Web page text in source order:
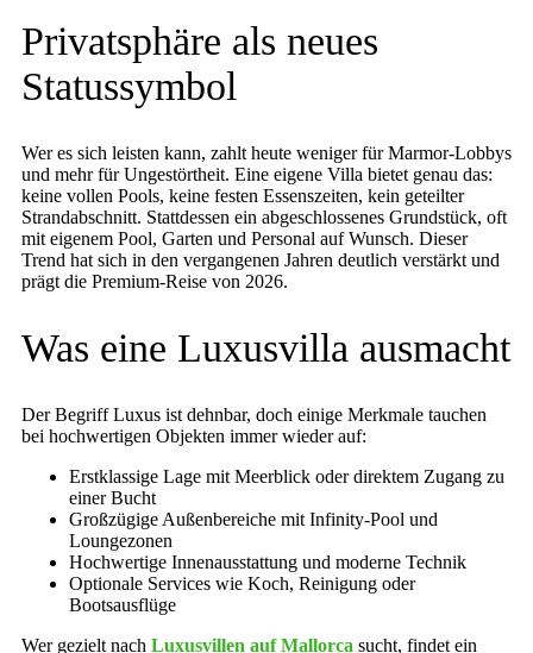
Privatsphäre als neues
Statussymbol
Wer es sich leisten kann, zahlt heute weniger für Marmor-Lobbys
und mehr für Ungestörtheit. Eine eigene Villa bietet genau das:
keine vollen Pools, keine festen Essenszeiten, kein geteilter
Strandabschnitt. Stattdessen ein abgeschlossenes Grundstück, oft
mit eigenem Pool, Garten und Personal auf Wunsch. Dieser
Trend hat sich in den vergangenen Jahren deutlich verstärkt und
prägt die Premium-Reise von 2026.
Was eine Luxusvilla ausmacht
Der Begriff Luxus ist dehnbar, doch einige Merkmale tauchen
bei hochwertigen Objekten immer wieder auf:
Erstklassige Lage mit Meerblick oder direktem Zugang zu
einer Bucht
Großzügige Außenbereiche mit Infinity-Pool und
Loungezonen
Hochwertige Innenausstattung und moderne Technik
Optionale Services wie Koch, Reinigung oder
Bootsausflüge
Wer gezielt nach Luxusvillen auf Mallorca sucht, findet ein